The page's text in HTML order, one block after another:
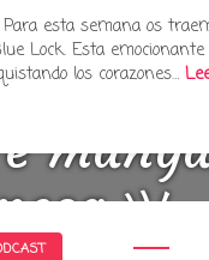
ツ
esta semana os
Lock. Esta emocionante
los corazones…